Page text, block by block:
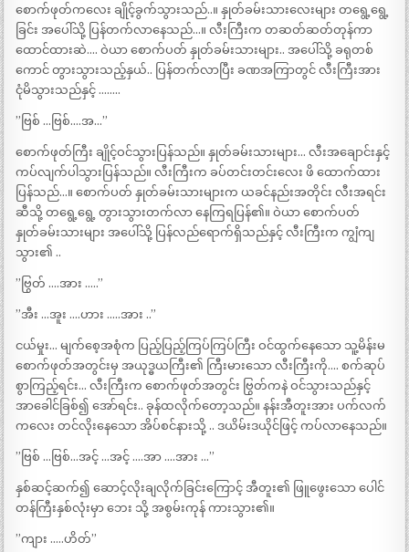
စောက်ဖုတ်ကလေး ချိုင့်ခွက်သွားသည်..။ နှုတ်ခမ်းသားလေးများ တရွေ့ရွေ့
ခြင်း အပေါ်သို့ ပြန်တက်လာနေသည်…။ လီးကြီးက တဆတ်ဆတ်တုန်ကာ
ထောင်ထားဆဲ…. ဝဲယာ စောက်ပတ် နှုတ်ခမ်းသားများ.. အပေါ်သို့ ခရုတစ်
ကောင် တွားသွားသည့်နှယ်.. ပြန်တက်လာပြီး ခဏအကြာတွင် လီးကြီးအား
ငုံမိသွားသည်နှင့် ……..
”ဗြစ် …ဗြစ်….အ…”
စောက်ဖုတ်ကြီး ချိုင့်ဝင်သွားပြန်သည်။ နှုတ်ခမ်းသားများ… လီးအချောင်းနှင့်
ကပ်လျက်ပါသွားပြန်သည်။ လီးကြီးက ခပ်တင်းတင်းလေး ဖိ ထောက်ထား
ပြန်သည်…။ စောက်ပတ် နှုတ်ခမ်းသားများက ယခင်နည်းအတိုင်း လီးအရင်း
ဆီသို့ တရွေ့ရွေ့ တွားသွားတက်လာ နေကြရပြန်၏။ ဝဲယာ စောက်ပတ်
နှုတ်ခမ်းသားများ အပေါ်သို့ ပြန်လည်ရောက်ရှိသည်နှင့် လီးကြီးက ကျွံကျ
သွား၏ ..
”ဗြွတ် ….အား …..”
”အီး …အူး ….ဟား …..အား ..”
ငယ်မှုး… မျက်စေ့အစုံက ပြည့်ပြည့်ကြပ်ကြပ်ကြီး ဝင်ထွက်နေသော သူ့မိန်းမ
စောက်ဖုတ်အတွင်းမှ အယုဒ္ဓယကြီး၏ ကြီးမားသော လီးကြီးကို…. စက်ဆုပ်
စွာကြည့်ရင်း… လီးကြီးက စောက်ဖုတ်အတွင်း ဗြွတ်ကနဲ ဝင်သွားသည်နှင့်
အာခေါင်ခြစ်၍ အော်ရင်း.. ခုန်ထလိုက်တော့သည်။ နန်းအီတူးအား ပက်လက်
ကလေး တင်လိုးနေသော အိပ်စင်နားသို့ .. ဒယိမ်းဒယိုင်ဖြင့် ကပ်လာနေသည်။
”ဗြစ် …ဗြစ်…အင့် …အင့် ….အာ ….အား …”
နှစ်ဆင့်ဆက်၍ ဆောင့်လိုးချလိုက်ခြင်းကြောင့် အီတူး၏ ဖြူဖွေးသော ပေါင်
တန်ကြီးနှစ်လုံးမှာ ဘေး သို့ အစွမ်းကုန် ကားသွား၏။
”ကျား …..ဟိတ်”